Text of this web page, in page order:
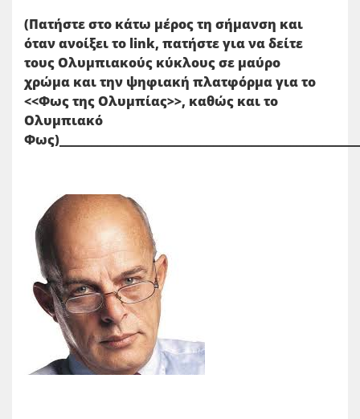
(Πατήστε στο κάτω μέρος τη σήμανση και
όταν ανοίξει το link, πατήστε για να δείτε
τους Ολυμπιακούς κύκλους σε μαύρο
χρώμα και την ψηφιακή πλατφόρμα για το
<<Φως της Ολυμπίας>>, καθώς και το
Ολυμπιακό